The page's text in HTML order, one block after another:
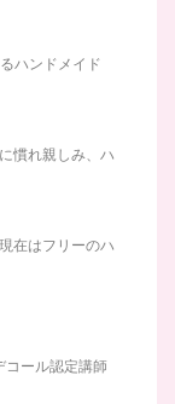
ハンドメイド
慣れ親しみ、ハ
在はフリーのハ
コール認定講師